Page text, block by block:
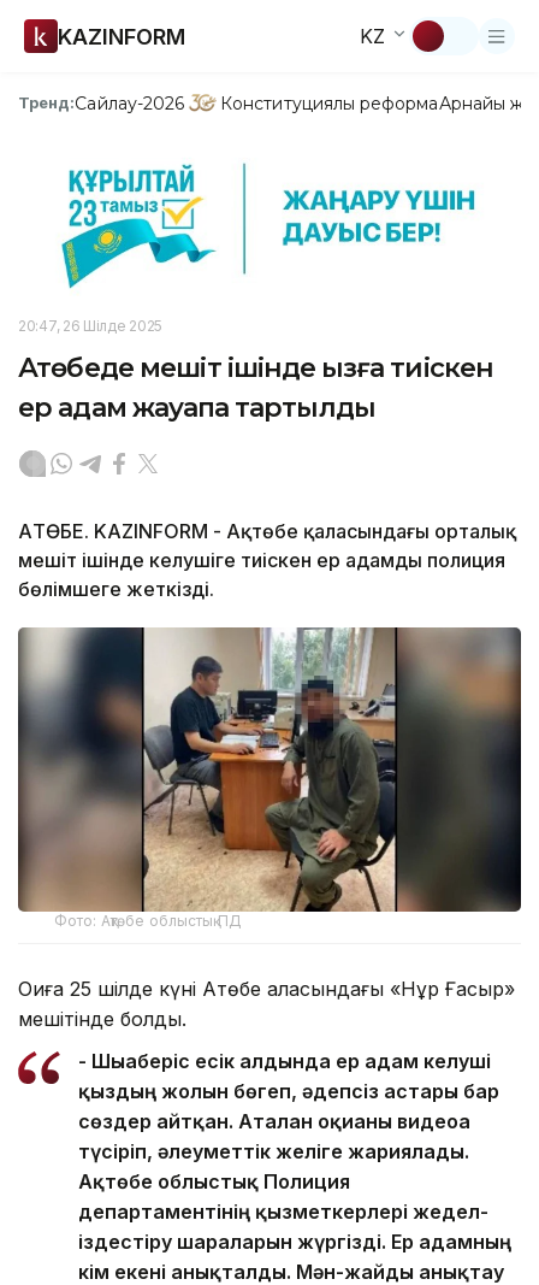
KAZINFORM KZ
Тренд:Сайлау-2026 Конституциялық реформаАрнайы
20:47, 26 Шілде 2025
Ақтөбеде мешіт ішінде қызға тиіскен
ер адам жауапқа тартылды
АҚТӨБЕ. KAZINFORM - Ақтөбе қаласындағы орталық
мешіт ішінде келушіге тиіскен ер адамды полиция
бөлімшеге жеткізді.
Фото: Ақтөбе облыстық ПД
Оқиға 25 шілде күні Ақтөбе қаласындағы «Нұр Ғасыр»
мешітінде болды.
- Шығаберіс есік алдында ер адам келуші
қыздың жолын бөгеп, әдепсіз астары бар
сөздер айтқан. Аталған оқиғаны видеоға
түсіріп, әлеуметтік желіге жариялады.
Ақтөбе облыстық Полиция
департаментінің қызметкерлері жедел-
іздестіру шараларын жүргізді. Ер адамның
кім екені анықталды. Мән-жайды анықтау